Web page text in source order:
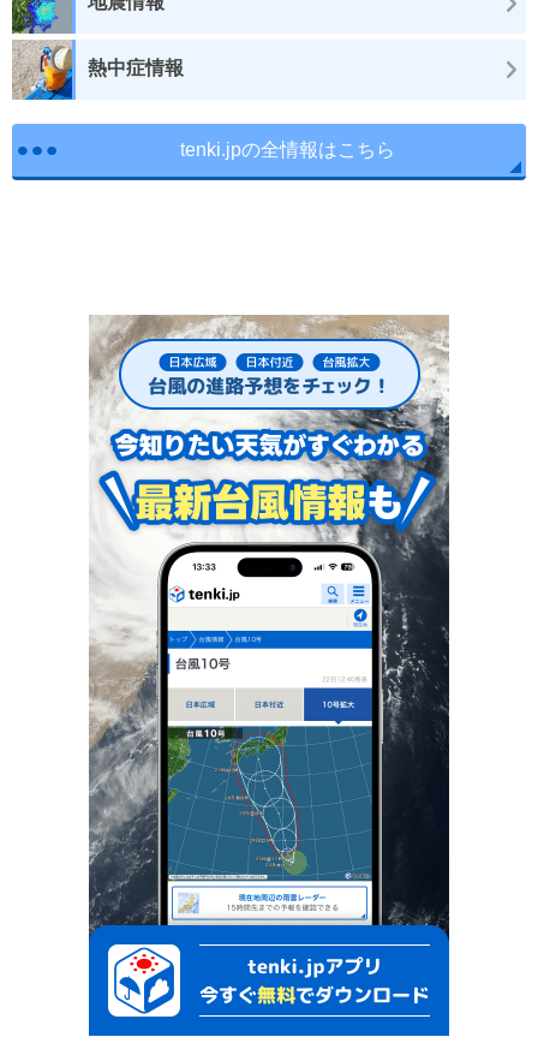
熱中症情報
tenki.jpの全情報はこちら